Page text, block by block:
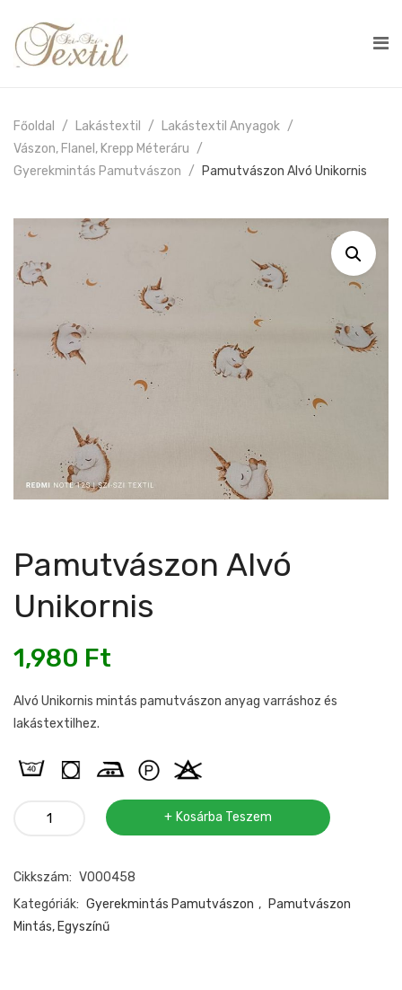
Főoldal Lakástextil
Lakástextil Anyagok
Vászon, Flanel, Krepp Méteráru
Gyerekmintás Pamutvászon
Pamutvászon Alvó Unikornis
Pamutvászon Alvó
Unikornis
1,980 Ft
Alvó Unikornis mintás pamutvászon anyag varráshoz és
lakástextilhez.
Pamutvászon
mennyiség
Kosárba Teszem
Cikkszám: V000458
Kategóriák: Gyerekmintás Pamutvászon , Pamutvászon
Mintás, Egyszínű